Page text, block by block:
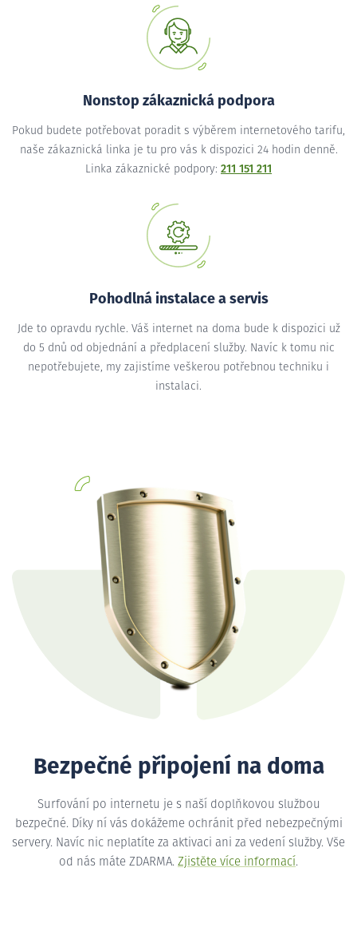
Nonstop zákaznická podpora
Pokud budete potřebovat poradit s výběrem internetového tarifu,
naše zákaznická linka je tu pro vás k dispozici 24 hodin denně.
Linka zákaznické podpory: 211 151 211
Pohodlná instalace a servis
Jde to opravdu rychle. Váš internet na doma bude k dispozici už
do 5 dnů od objednání a předplacení služby. Navíc k tomu nic
nepotřebujete, my zajistíme veškerou potřebnou techniku i
instalaci.
Bezpečné připojení na doma
Surfování po internetu je s naší doplňkovou službou
bezpečné. Díky ní vás dokážeme ochránit před nebezpečnými
servery. Navíc nic neplatíte za aktivaci ani za vedení služby. Vše
od nás máte ZDARMA. Zjistěte více informací.